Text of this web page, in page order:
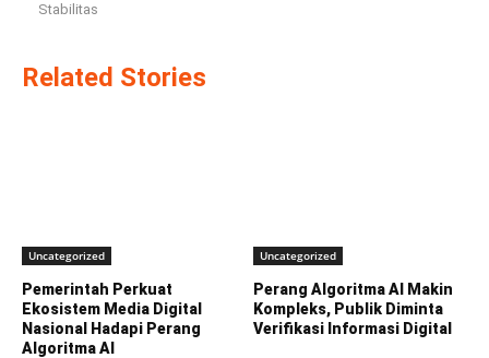
Stabilitas
Related Stories
Uncategorized
Pemerintah Perkuat
Ekosistem Media Digital
Nasional Hadapi Perang
Algoritma AI
Uncategorized
Perang Algoritma AI Makin
Kompleks, Publik Diminta
Verifikasi Informasi Digital